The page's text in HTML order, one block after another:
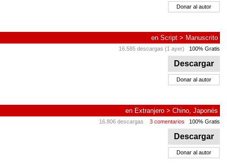
Donar al autor
en Script > Manuscrito
16.585 descargas (1 ayer) 100% Gratis
Descargar
Donar al autor
en Extranjero > Chino, Japonés
16.806 descargas 3 comentarios 100% Gratis
Descargar
Donar al autor